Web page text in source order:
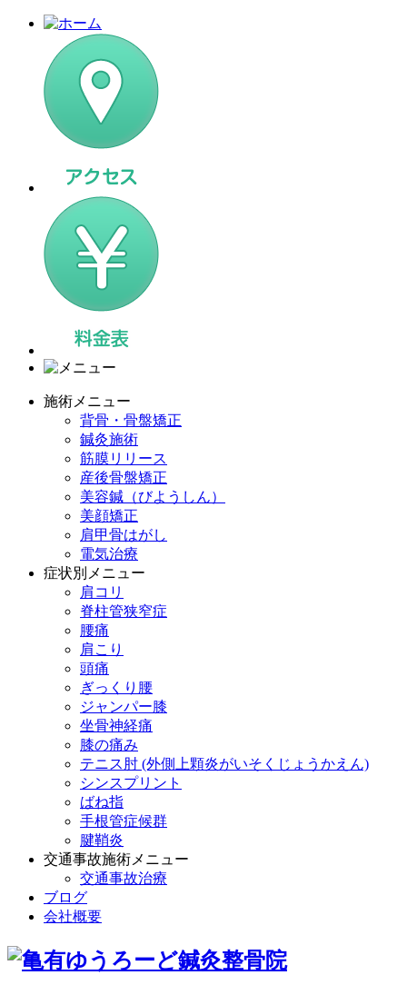
施術メニュー
背骨・骨盤矯正
鍼灸施術
筋膜リリース
産後骨盤矯正
美容鍼（びようしん）
美顔矯正
肩甲骨はがし
電気治療
症状別メニュー
肩コリ
脊柱管狭窄症
腰痛
肩こり
頭痛
ぎっくり腰
ジャンパー膝
坐骨神経痛
膝の痛み
テニス肘 (外側上顆炎がいそくじょうかえん)
シンスプリント
ばね指
手根管症候群
腱鞘炎
交通事故施術メニュー
交通事故治療
ブログ
会社概要